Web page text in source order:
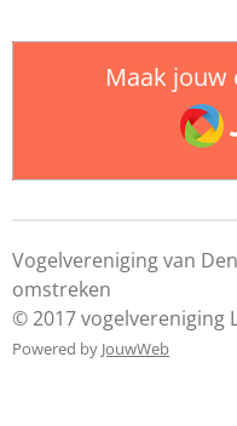
Maak jouw
Vogelvereniging van
© 2017 vogelvereniging
Powered by JouwWeb